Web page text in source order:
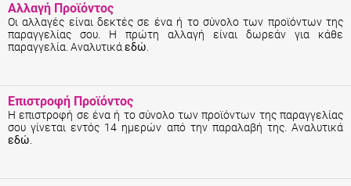
Αλλαγή Προϊόντος
Οι αλλαγές είναι δεκτές σε ένα ή το σύνολο των προϊόντων της
παραγγελίας σου. Η πρώτη αλλαγή είναι δωρεάν για κάθε
παραγγελία. Αναλυτικά εδώ
Επιστροφή Προϊόντος
Η επιστροφή σε ένα ή το σύνολο των προϊόντων της παραγγελίας
σου γίνεται εντός 14 ημερών από την παραλαβή της. Αναλυτικά
εδώ